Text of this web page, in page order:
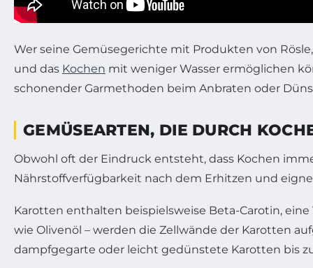
Wer seine Gemüsegerichte mit Produkten von
und das Kochen mit weniger Wasser ermöglichen
schonender Garmethoden beim Anbraten oder
GEMÜSEARTEN, DIE DURCH
Obwohl oft der Eindruck entsteht, dass Kochen
Nährstoffverfügbarkeit nach dem Erhitzen und
Karotten enthalten beispielsweise Beta-Carotin,
wie Olivenöl – werden die Zellwände der Karotten
dampfgegarte oder leicht gedünstete Karotten bis